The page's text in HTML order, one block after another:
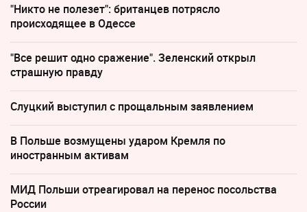
"Никто не полезет": британцев потрясло
происходящее в Одессе
"Все решит одно сражение". Зеленский открыл
страшную правду
Слуцкий выступил с прощальным заявлением
В Польше возмущены ударом Кремля по
иностранным активам
МИД Польши отреагировал на перенос посольства
России